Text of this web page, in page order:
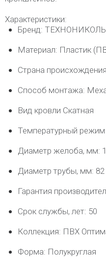
Характеристики:
Бренд: ТЕХНОНИКОЛЬ
Материал: Пластик
Страна
Способ монтажа:
Вид кровли Скатная
Температурный режим
Диаметр желоба, мм:
Диаметр трубы, мм: 82
Гарантия
Срок службы, лет: 50
Коллекция: ПВХ
Форма: Полукруглая